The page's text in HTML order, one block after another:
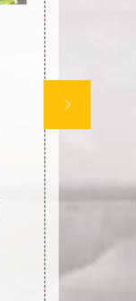
Pour l’achat